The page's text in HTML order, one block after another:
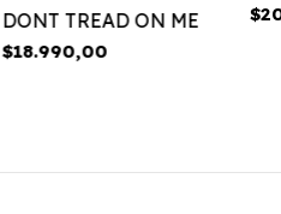
DONT TREAD ON ME
$18.990,00